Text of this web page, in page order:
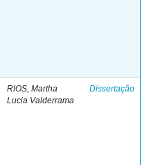
RIOS, Martha
Lucia Valderrama
Dissertação